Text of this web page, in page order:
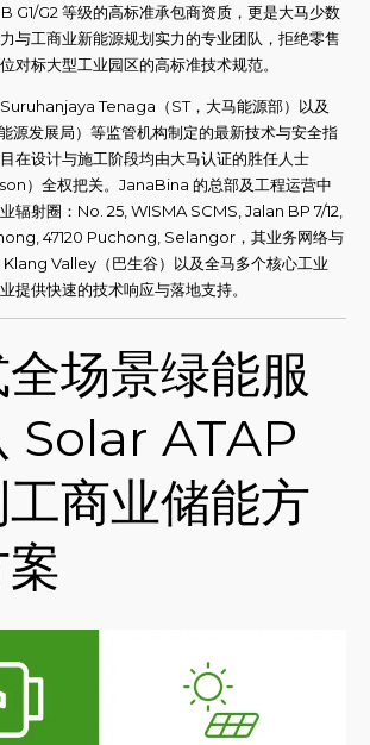
G1/G2 等级的高标准承包商资质，更是大马少数
与工商业新能源规划实力的专业团队，拒绝零售
对标大型工业园区的高标准技术规范。
Tenaga（ST，大马能源部）以及
源发展局）等监管机构制定的最新技术与安全指
在设计与施工阶段均由大马认证的胜任人士
）全权把关。JanaBina 的总部及工程运营中
辐射圈：No. 25, WISMA SCMS, Jalan BP 7/12,
47120 Puchong, Selangor，其业务网络与
Klang Valley（巴生谷）以及全马多个核心工业
提供快速的技术响应与落地支持。
场景绿能服
Solar ATAP
商业储能方